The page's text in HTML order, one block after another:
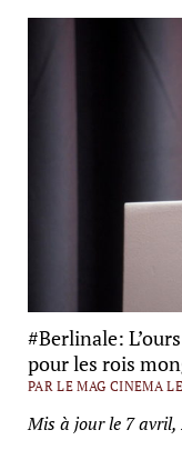
#Berlinale:
pour les rois
PAR LE MAG CINEMA
Mis à jour le 7 avril,